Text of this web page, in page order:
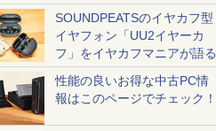
SOUNDPEATSのイヤカフ型
イヤフォン「UU2イヤーカ
フ」をイヤカフマニアが語る
性能の良いお得な中古PC情
報はこのページでチェック！